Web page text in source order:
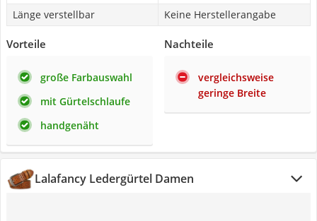
Länge verstellbar
Keine Herstellerangabe
Vorteile
große Farbauswahl
mit Gürtelschlaufe
handgenäht
Nachteile
vergleichsweise
geringe Breite
Lalafancy Ledergürtel Damen